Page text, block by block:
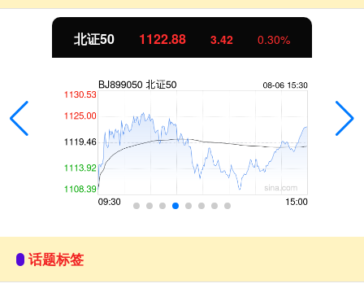
北证50 1122.88 3.42 0.30%
话题标签